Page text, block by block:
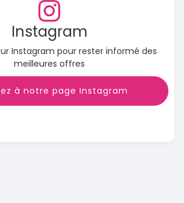
Instagram
Instagram pour rester informé des
meilleures offres
à notre page Instagram